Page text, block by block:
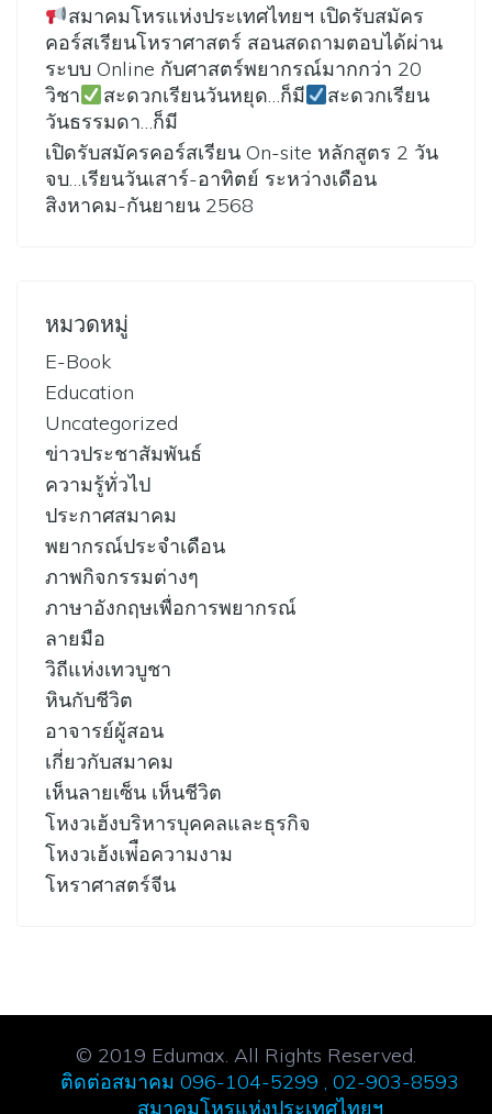
สมาคมโหรแห่งประเทศไทยฯ เปิดรับสมัคร
คอร์สเรียนโหราศาสตร์ สอนสดถามตอบได้ผ่าน
ระบบ Online กับศาสตร์พยากรณ์มากกว่า 20
วิชา
สะดวกเรียนวันหยุด…ก็มี
สะดวกเรียน
วันธรรมดา…ก็มี
เปิดรับสมัครคอร์สเรียน On-site หลักสูตร 2 วัน
จบ…เรียนวันเสาร์-อาทิตย์ ระหว่างเดือน
สิงหาคม-กันยายน 2568
หมวดหมู่
E-Book
Education
Uncategorized
ข่าวประชาสัมพันธ์
ความรู้ทั่วไป
ประกาศสมาคม
พยากรณ์ประจำเดือน
ภาพกิจกรรมต่างๆ
ภาษาอังกฤษเพื่อการพยากรณ์
ลายมือ
วิถีแห่งเทวบูชา
หินกับชีวิต
อาจารย์ผู้สอน
เกี่ยวกับสมาคม
เห็นลายเซ็น เห็นชีวิต
โหงวเฮ้งบริหารบุคคลและธุรกิจ
โหงวเฮ้งเพ่ือความงาม
โหราศาสตร์จีน
© 2019 Edumax. All Rights Reserved.
ติดต่อสมาคม 096-104-5299 , 02-903-8593
สมาคมโหรแห่งประเทศไทยฯ